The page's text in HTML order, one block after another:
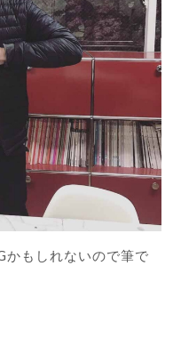
かもしれないので筆で